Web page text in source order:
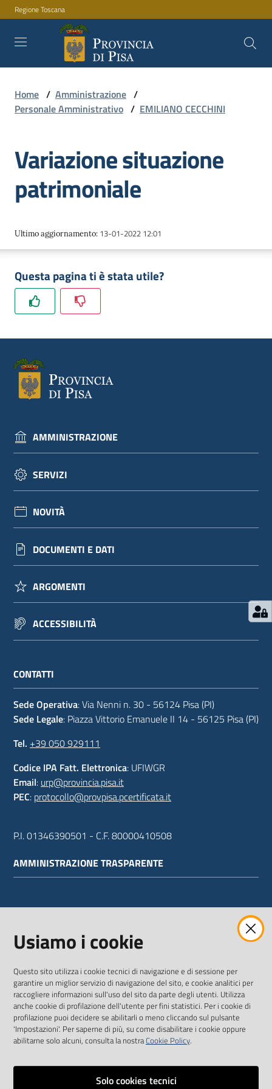
Vai al contenuto
Vai alla navigazione
Vai al footer
Regione Toscana
Amministrazione
Servizi
Novità
Documenti
dati
Argomenti
su
Home / Amministrazione /
Personale Amministrativo / EMILIANO CECCHINI
Variazione situazione
patrimoniale
Ultimo aggiornamento: 13-01-2022 12:01
Questa pagina ti è stata utile?
AMMINISTRAZIONE
SERVIZI
NOVITÀ
DOCUMENTI E DATI
ARGOMENTI
ACCESSIBILITÀ
CONTATTI
Sede Operativa: Via Nenni n. 30 - 56124 Pisa (PI)
Sede Legale: Piazza Vittorio Emanuele II 14 - 56125 Pisa (PI)
Tel. +39 050 929111
Codice IPA Fatt. Elettronica: UFIWGR
Email: urp@provincia.pisa.it
PEC: protocollo@provpisa.pcertificata.it
P.I. 01346390501 - C.F. 80000410508
AMMINISTRAZIONE TRASPARENTE
SEGUICI SU
TwitterFacebookYoutube
Usiamo i cookie
Questo sito utilizza i cookie tecnici di navigazione e di sessione per
garantire un miglior servizio di navigazione del sito, e cookie analitici per
raccogliere informazioni sull'uso del sito da parte degli utenti. Utilizza
anche cookie di profilazione dell'utente per fini statistici. Per i cookie di
profilazione puoi decidere se abilitarli o meno cliccando sul pulsante
'Impostazioni'. Per saperne di più, su come disabilitare i cookie oppure
abilitarne solo alcuni, consulta la nostraCookie Policy.
Solo cookies tecnici